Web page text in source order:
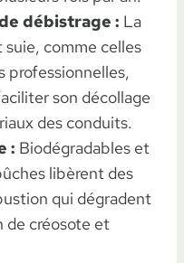
débistrage : La
comme celles
professionnelles,
son décollage
des conduits.
: Biodégradables et
libèrent des
qui dégradent
créosote et